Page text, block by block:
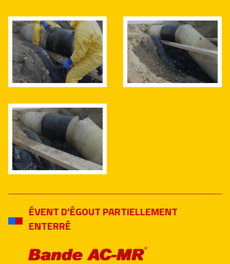
ÉVENT D'ÉGOUT PARTIELLEMENT
ENTERRÉ